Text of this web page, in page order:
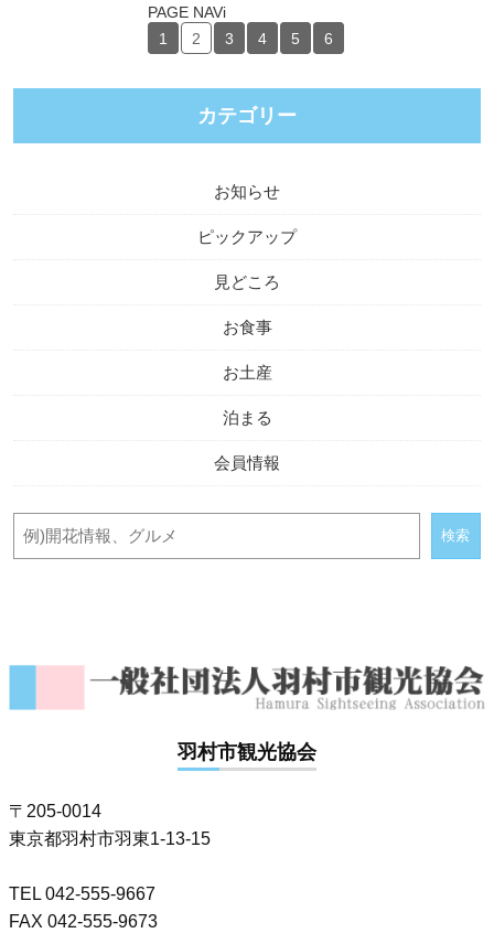
PAGE NAVi
1
2 3 4 5 6
カテゴリー
お知らせ
ピックアップ
見どころ
お食事
お土産
泊まる
会員情報
検索
羽村市観光協会
〒205-0014
東京都羽村市羽東1-13-15
TEL 042-555-9667
FAX 042-555-9673